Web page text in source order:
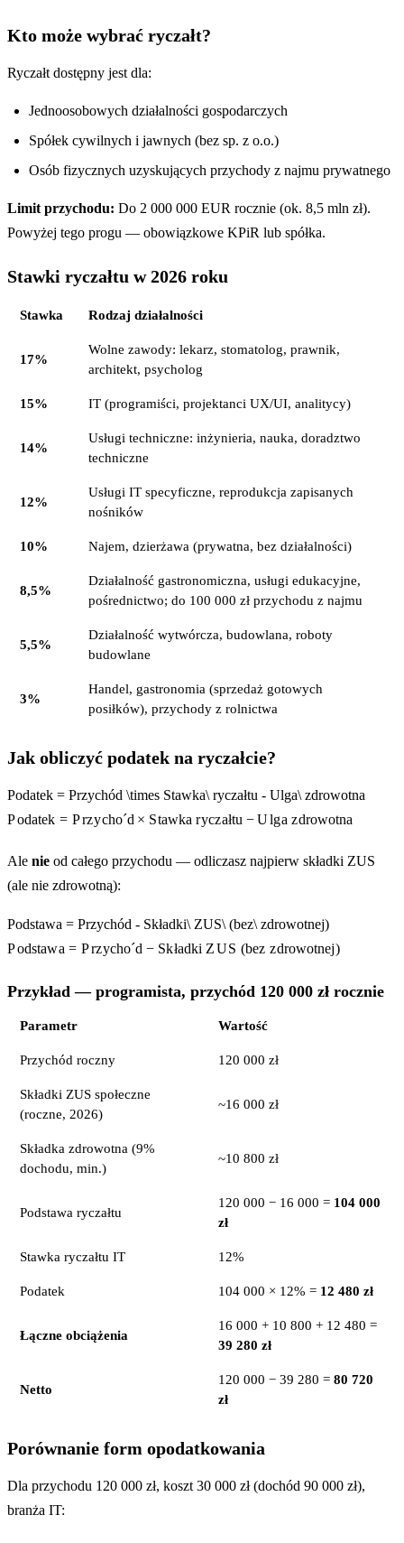
Kto może wybrać ryczałt?
Ryczałt dostępny jest dla:
Jednoosobowych działalności gospodarczych
Spółek cywilnych i jawnych (bez sp. z o.o.)
Osób fizycznych uzyskujących przychody z najmu prywatnego
Limit przychodu: Do 2 000 000 EUR rocznie (ok. 8,5 mln zł).
Powyżej tego progu — obowiązkowe KPiR lub spółka.
Stawki ryczałtu w 2026 roku
Stawka Rodzaj działalności
17%
Wolne zawody: lekarz, stomatolog, prawnik,
architekt, psycholog
15% IT (programiści, projektanci UX/UI, analitycy)
14%
Usługi techniczne: inżynieria, nauka, doradztwo
techniczne
12%
Usługi IT specyficzne, reprodukcja zapisanych
nośników
10% Najem, dzierżawa (prywatna, bez działalności)
8,5%
Działalność gastronomiczna, usługi edukacyjne,
pośrednictwo; do 100 000 zł przychodu z najmu
5,5%
Działalność wytwórcza, budowlana, roboty
budowlane
3%
Handel, gastronomia (sprzedaż gotowych
posiłków), przychody z rolnictwa
Jak obliczyć podatek na ryczałcie?
Podatek = Przychód \times Stawka\ ryczałtu - Ulga\ zdrowotna
Podatek = Przychoˊd × Stawka ryczałtu − Ulga zdrowotna
Ale nie od całego przychodu — odliczasz najpierw składki ZUS
(ale nie zdrowotną):
Podstawa = Przychód - Składki\ ZUS\ (bez\ zdrowotnej)
Podstawa = Przychoˊd − Składki ZUS (bez zdrowotnej)
Przykład — programista, przychód 120 000 zł rocznie
Parametr Wartość
Przychód roczny 120 000 zł
Składki ZUS społeczne
(roczne, 2026)
~16 000 zł
Składka zdrowotna (9%
dochodu, min.)
~10 800 zł
Podstawa ryczałtu
120 000 − 16 000 = 104 000
zł
Stawka ryczałtu IT 12%
Podatek 104 000 × 12% = 12 480 zł
Łączne obciążenia
16 000 + 10 800 + 12 480 =
39 280 zł
Netto
120 000 − 39 280 = 80 720
zł
Porównanie form opodatkowania
Dla przychodu 120 000 zł, koszt 30 000 zł (dochód 90 000 zł),
branża IT: